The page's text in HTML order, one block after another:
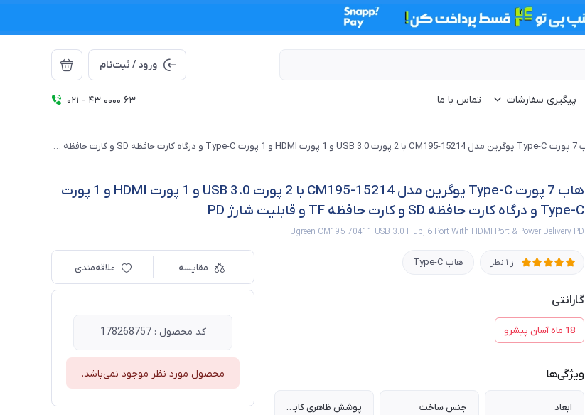
ورود / ثبت‌نام
پیگیری سفارشات تماس با ما 021 - 43 0000 63
هاب 7 پورت Type-C یوگرین مدل 15214-CM195 با 2 پورت USB 3.0 و 1 پورت HDMI و 1 پورت Type-C و درگاه کارت حافظه SD و کارت حافظه TF و قابلیت شارژ PD
هاب 7 پورت Type-C یوگرین مدل 15214-CM195 با 2 پورت USB 3.0 و 1 پورت HDMI و 1 پورت
Type-C و درگاه کارت حافظه SD و کارت حافظه TF و قابلیت شارژ PD
Ugreen CM195-70411 USB 3.0 Hub, 6 Port With HDMI Port & Power Delivery PD
از 1 نظر هاب Type-C
گارانتی
18 ماه آسان پیشرو
ویژگی‌ها
ابعاد جنس ساخت پوشش ظاهری کابل (روکش)
مقایسه علاقه‌مندی
کد محصول : 178268757
محصول مورد نظر موجود نمی‌باشد.